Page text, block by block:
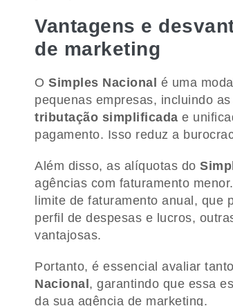
Vantagens e
de marketing
O Simples Nacional é uma
pequenas empresas, incluindo as
tributação simplificada e
pagamento. Isso reduz a
Além disso, as alíquotas do
agências com faturamento
limite de faturamento anual, que
perfil de despesas e lucros,
vantajosas.
Portanto, é essencial avaliar
Nacional , garantindo que essa
da sua agência de marketing.